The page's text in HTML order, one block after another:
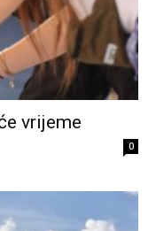
vrijeme
0